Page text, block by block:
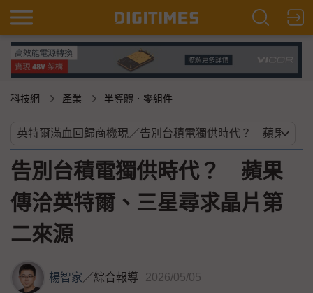
科技網 產業 半導體．零組件
告別台積電獨供時代？ 蘋果
傳洽英特爾、三星尋求晶片第
二來源
楊智家／綜合報導 2026/05/05